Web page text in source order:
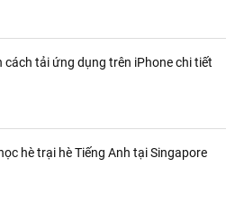
cách tải ứng dụng trên iPhone chi tiết
hè trại hè Tiếng Anh tại Singapore